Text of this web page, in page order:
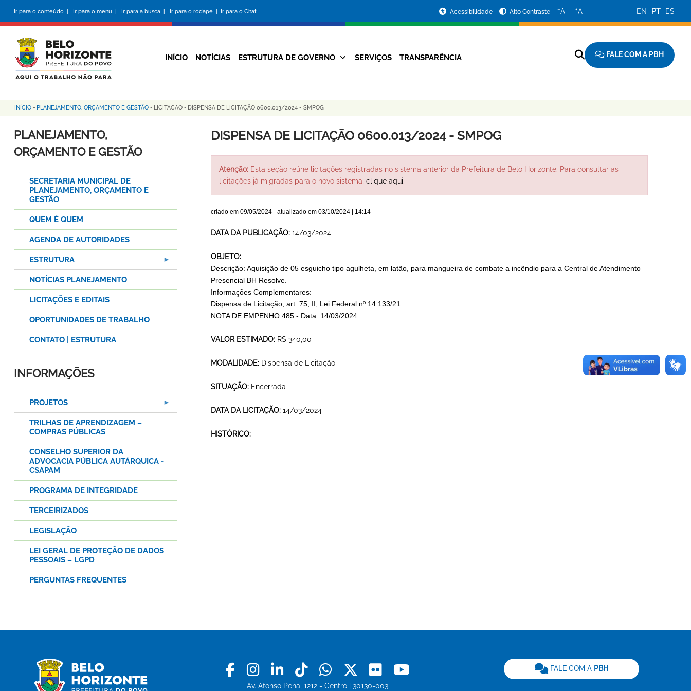
conteúdo
principal
Ir para o conteúdo | Ir para o menu | Ir para a busca | Ir para o rodapé | Ir para o Chat
da
Prefeitura
Acessibilidade Alto Contraste −A +A EN PT ES
Navegação
INÍCIO NOTÍCIAS ESTRUTURA DE GOVERNO SERVIÇOS TRANSPARÊNCIA FALE COM A PBH
Trilha
de
navegação
INÍCIO - PLANEJAMENTO, ORÇAMENTO E GESTÃO - LICITACAO - DISPENSA DE LICITAÇÃO 0600.013/2024 - SMPOG
DISPENSA DE LICITAÇÃO 0600.013/2024 - SMPOG
Atenção:Esta seção reúne licitações registradas no sistema anterior da Prefeitura de Belo Horizonte. Para consultar as
licitações já migradas para o novo sistema, clique aqui.
criado em 09/05/2024- atualizado em 03/10/2024 | 14:14
DATA DA PUBLICAÇÃO: 14/03/2024
OBJETO:
Descrição: Aquisição de 05 esguicho tipo agulheta, em latão, para mangueira de combate a incêndio para a Central de Atendimento
Presencial BH Resolve.
Informações Complementares:
Dispensa de Licitação, art. 75, II, Lei Federal nº 14.133/21.
NOTA DE EMPENHO 485 - Data: 14/03/2024
VALOR ESTIMADO: R$ 340,00
MODALIDADE: Dispensa de Licitação
SITUAÇÃO: Encerrada
DATA DA LICITAÇÃO: 14/03/2024
HISTÓRICO:
PLANEJAMENTO,
ORÇAMENTO E GESTÃO
SECRETARIA MUNICIPAL DE
PLANEJAMENTO, ORÇAMENTO E
GESTÃO
QUEM É QUEM
AGENDA DE AUTORIDADES
ESTRUTURA
NOTÍCIAS PLANEJAMENTO
LICITAÇÕES E EDITAIS
OPORTUNIDADES DE TRABALHO
CONTATO | ESTRUTURA
INFORMAÇÕES
PROJETOS
TRILHAS DE APRENDIZAGEM –
COMPRAS PÚBLICAS
CONSELHO SUPERIOR DA
ADVOCACIA PÚBLICA AUTÁRQUICA -
CSAPAM
PROGRAMA DE INTEGRIDADE
TERCEIRIZADOS
LEGISLAÇÃO
LEI GERAL DE PROTEÇÃO DE DADOS
PESSOAIS – LGPD
PERGUNTAS FREQUENTES
Facebook
Instagram
LinkedinTiktokWhatsapp
X Flickr
Av. Afonso Pena, 1212 - Centro | 30130-003
FALE COM A PBH